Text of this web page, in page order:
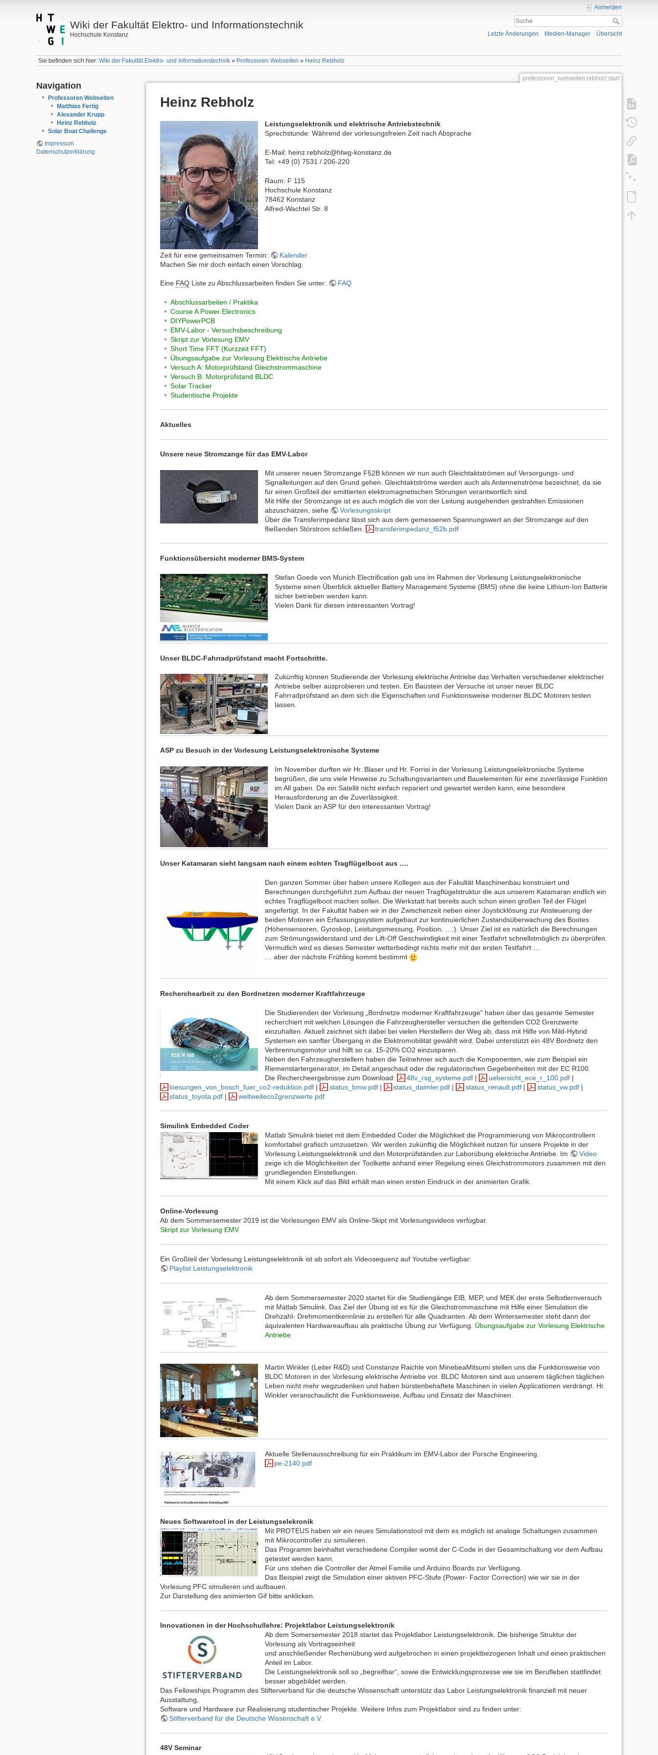
Wiki der Fakultät Elektro- und Informationstechnik
Hochschule Konstanz
Anmelden
Letzte Änderungen Medien-Manager Übersicht
Sie befinden sich hier: Wiki der Fakultät Elektro- und Informationstechnik» Professoren Webseiten » Heinz Rebholz
Navigation
Professoren Webseiten
Matthias Fertig
Alexander Krupp
Heinz Rebholz
Solar Boat Challenge
Impressum
Datenschutzerklärung
professoren_webseiten:rebholz:start
Heinz Rebholz
Leistungselektronik und elektrische Antriebstechnik
Sprechstunde: Während der vorlesungsfreien Zeit nach Absprache
E-Mail: heinz.rebholz@htwg-konstanz.de
Tel: +49 (0) 7531 / 206-220
Raum: F 115
Hochschule Konstanz
78462 Konstanz
Alfred-Wachtel Str. 8
Zeit für eine gemeinsamen Termin:
Kalender
Machen Sie mir doch einfach einen Vorschlag.
Eine FAQListe zu Abschlussarbeiten finden Sie unter: FAQ
Abschlussarbeiten / Praktika
Course A Power Electronics
DIYPowerPCB
EMV-Labor - Versuchsbeschreibung
Skript zur Vorlesung EMV
Short Time FFT (Kurzzeit FFT)
Übungsaufgabe zur Vorlesung Elektrische Antriebe
Versuch A: Motorprüfstand Gleichstrommaschine
Versuch B: Motorprüfstand BLDC
Solar Tracker
Studentische Projekte
Aktuelles
Unsere neue Stromzange für das EMV-Labor
Mit unserer neuen Stromzange F52B können wir nun auch Gleichtaktströmen auf Versorgungs- und
Signalleitungen auf den Grund gehen. Gleichtaktströme werden auch als Antennenströme bezeichnet, da sie
für einen Großteil der emittierten elektromagnetischen Störungen verantwortlich sind.
Mit Hilfe der Stromzange ist es auch möglich die von der Leitung ausgehenden gestrahlten Emissionen
abzuschätzen, siehe
Vorlesungsskript
Über die Transferimpedanz lässt sich aus dem gemessenen Spannungswert an der Stromzange auf den
fließenden Störstrom schließen.
transferimpedanz_f52b.pdf
Funktionsübersicht moderner BMS-System
Stefan Goede von Munich Electrification gab uns im Rahmen der Vorlesung Leistungselektronische
Systeme einen Überblick aktueller Battery Management Systeme (BMS) ohne die keine Lithium-Ion Batterie
sicher betrieben werden kann.
Vielen Dank für diesen interessanten Vortrag!
Unser BLDC-Fahrradprüfstand macht Fortschritte.
Zukünftig können Studierende der Vorlesung elektrische Antriebe das Verhalten verschiedener elektrischer
Antriebe selber ausprobieren und testen. Ein Baustein der Versuche ist unser neuer BLDC
Fahrradprüfstand an dem sich die Eigenschaften und Funktionsweise moderner BLDC Motoren testen
lassen.
ASP zu Besuch in der Vorlesung Leistungselektronische Systeme
Im November durften wir Hr. Blaser und Hr. Forrisi in der Vorlesung Leistungselektronische Systeme
begrüßen, die uns viele Hinweise zu Schaltungsvarianten und Bauelementen für eine zuverlässige Funktion
im All gaben. Da ein Satellit nicht einfach repariert und gewartet werden kann, eine besondere
Herausforderung an die Zuverlässigkeit.
Vielen Dank an ASP für den interessanten Vortrag!
Unser Katamaran sieht langsam nach einem echten Tragflügelboot aus ….
Den ganzen Sommer über haben unsere Kollegen aus der Fakultät Maschinenbau konstruiert und
Berechnungen durchgeführt zum Aufbau der neuen Tragflügelstruktur die aus unserem Katamaran endlich ein
echtes Tragflügelboot machen sollen. Die Werkstatt hat bereits auch schon einen großen Teil der Flügel
angefertigt. In der Fakultät haben wir in der Zwischenzeit neben einer Joysticklösung zur Ansteuerung der
beiden Motoren ein Erfassungssystem aufgebaut zur kontinuierlichen Zustandsüberwachung des Bootes
(Höhensensoren, Gyroskop, Leistungsmessung, Position, ….). Unser Ziel ist es natürlich die Berechnungen
zum Strömungswiderstand und der Lift-Off Geschwindigkeit mit einer Testfahrt schnellstmöglich zu überprüfen.
Vermutlich wird es dieses Semester wetterbedingt nichts mehr mit der ersten Testfahrt …
… aber der nächste Frühling kommt bestimmt
Recherchearbeit zu den Bordnetzen moderner Kraftfahrzeuge
Die Studierenden der Vorlesung „Bordnetze moderner Kraftfahrzeuge“ haben über das gesamte Semester
recherchiert mit welchen Lösungen die Fahrzeughersteller versuchen die geltenden CO2 Grenzwerte
einzuhalten. Aktuell zeichnet sich dabei bei vielen Herstellern der Weg ab, dass mit Hilfe von Mild-Hybrid
Systemen ein sanfter Übergang in die Elektromobilität gewählt wird. Dabei unterstützt ein 48V Bordnetz den
Verbrennungsmotor und hilft so ca. 15-20% CO2 einzusparen.
Neben den Fahrzeugherstellern haben die Teilnehmer sich auch die Komponenten, wie zum Beispiel ein
Riemenstartergenerator, im Detail angeschaut oder die regulatorischen Gegebenheiten mit der EC R100.
Die Rechercheergebnisse zum Download:
48v_rsg_systeme.pdf | uebersicht_ece_r_100.pdf|
loesungen_von_bosch_fuer_co2-reduktion.pdf | status_bmw.pdf| status_daimler.pdf | status_renault.pdf| status_vw.pdf|
status_toyota.pdf | weltweiteco2grenzwerte.pdf
Simulink Embedded Coder
Matlab Simulink bietet mit dem Embedded Coder die Möglichkeit die Programmierung von Mikrocontrollern
komfortabel grafisch umzusetzen. Wir werden zukünftig die Möglichkeit nutzen für unsere Projekte in der
Vorlesung Leistungselektronik und den Motorprüfständen zur Laborübung elektrische Antriebe. Im
Video
zeige ich die Möglichkeiten der Toolkette anhand einer Regelung eines Gleichstrommotors zusammen mit den
grundlegenden Einstellungen.
Mit einem Klick auf das Bild erhält man einen ersten Eindruck in der animierten Grafik.
Online-Vorlesung
Ab dem Sommersemester 2019 ist die Vorlesungen EMV als Online-Skipt mit Vorlesungsvideos verfügbar.
Skript zur Vorlesung EMV
Ein Großteil der Vorlesung Leistungselektronik ist ab sofort als Videosequenz auf Youtube verfügbar:
Playlist Leistungselektronik
Ab dem Sommersemester 2020 startet für die Studiengänge EIB, MEP, und MEK der erste Selbstlernversuch
mit Matlab Simulink. Das Ziel der Übung ist es für die Gleichstrommaschine mit Hilfe einer Simulation die
Drehzahl- Drehmomentkennlinie zu erstellen für alle Quadranten. Ab dem Wintersemester steht dann der
äquivalenten Hardwareaufbau als praktische Übung zur Verfügung. Übungsaufgabe zur Vorlesung Elektrische
Antriebe
Martin Winkler (Leiter R&D) und Constanze Raichle von MinebeaMitsumi stellen uns die Funktionsweise von
BLDC Motoren in der Vorlesung elektrische Antriebe vor. BLDC Motoren sind aus unserem täglichen täglichen
Leben nicht mehr wegzudenken und haben bürstenbehaftete Maschinen in vielen Applicationen verdrängt. Hr.
Winkler veranschaulicht die Funktionsweise, Aufbau und Einsatz der Maschinen.
Aktuelle Stellenausschreibung für ein Praktikum im EMV-Labor der Porsche Engineering.
pe-2140.pdf
Neues Softwaretool in der Leistungselekronik
Mit PROTEUS haben wir ein neues Simulationstool mit dem es möglich ist analoge Schaltungen zusammen
mit Mikrocontroller zu simulieren.
Das Programm beinhaltet verschiedene Compiler womit der C-Code in der Gesamtschaltung vor dem Aufbau
getestet werden kann.
Für uns stehen die Controller der Atmel Familie und Arduino Boards zur Verfügung.
Das Beispiel zeigt die Simulation einer aktiven PFC-Stufe (Power- Factor Correction) wie wir sie in der
Vorlesung PFC simulieren und aufbauen.
Zur Darstellung des animierten Gif bitte anklicken.
Innovationen in der Hochschullehre: Projektlabor Leistungselektronik
Ab dem Somersemester 2018 startet das Projektlabor Leistungselektronik. Die bisherige Struktur der
Vorlesung als Vortragseinheit
und anschließender Rechenübung wird aufgebrochen in einen projektbezogenen Inhalt und einen praktischen
Anteil im Labor.
Die Leistungselektronik soll so „begreifbar“, sowie die Entwicklungsprozesse wie sie im Berufleben stattfindet
besser abgebildet werden.
Das Fellowships Programm des Stifterverband für die deutsche Wissenschaft unterstütz das Labor Leistungselektronik finanziell mit neuer
Ausstattung,
Software und Hardware zur Realisierung studentischer Projekte. Weitere Infos zum Projektlabor sind zu finden unter:
Stifterverband für die Deutsche Wissenschaft e.V.
48V Seminar